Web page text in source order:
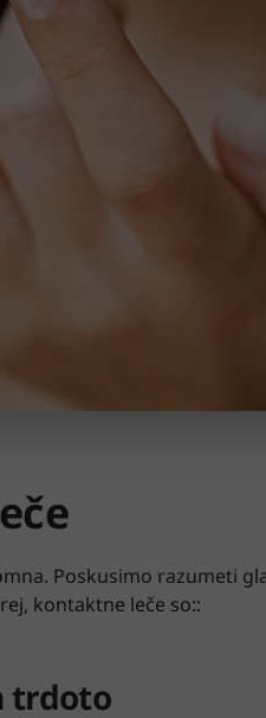
Poskusimo razumeti
kontaktne leče so::
trdoto